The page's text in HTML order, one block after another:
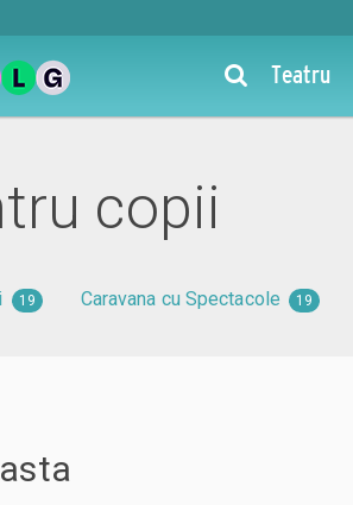
Teatru
copii
19 Caravana cu Spectacole 19